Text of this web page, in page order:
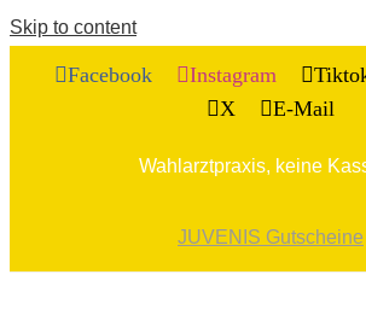
Skip to content
Facebook Instagram
X
E-Mail
Wahlarztpraxis, keine
JUVENIS Gutscheine